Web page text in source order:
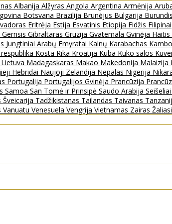
Albanija Alžyras Angola Argentina Armėnija
Botsvana Brazilija Brunėjus Bulgarija Burundis
Eritrėja Estija Esvatinis Etiopija Fidžis Filipinai
Gernsis Gibraltaras Gruzija Gvatemala Gvinėja Haitis
Jungtiniai Arabų Emyratai Kalnų Karabachas
Kosta Rika Kroatija Kuba Kuko salos
Lietuva Madagaskaras Makao Makedonija Malaizija
Hebridai Naujoji Zelandija Nepalas Nigerija
Portugalija Portugalijos Gvinėja Prancūzija
Samoa San Tomė ir Prinsipė Saudo Arabija Seišeliai
Šveicarija Tadžikistanas Tailandas Taivanas
Vanuatu Venesuela Vengrija Vietnamas Zairas